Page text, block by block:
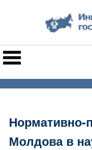
Нормативно-
Молдова в